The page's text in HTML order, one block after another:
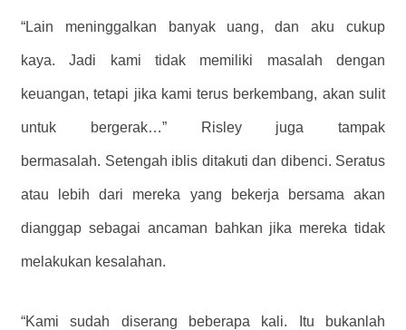
“Lain meninggalkan banyak uang, dan aku cukup
kaya. Jadi kami tidak memiliki masalah dengan
keuangan, tetapi jika kami terus berkembang, akan sulit
untuk bergerak…” Risley juga tampak
bermasalah. Setengah iblis ditakuti dan dibenci. Seratus
atau lebih dari mereka yang bekerja bersama akan
dianggap sebagai ancaman bahkan jika mereka tidak
melakukan kesalahan.
“Kami sudah diserang beberapa kali. Itu bukanlah